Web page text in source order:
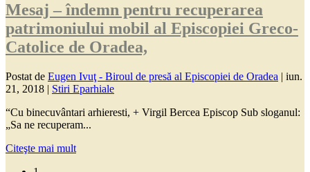
Mesaj – îndemn pentru recuperarea
patrimoniului mobil al Episcopiei Greco-
Catolice de Oradea,
Postat de Eugen Ivuţ - Biroul de presă al Episcopiei de Oradea | iun.
21, 2018 | Stiri Eparhiale
“Cu binecuvântari arhieresti, + Virgil Bercea Episcop Sub sloganul:
„Sa ne recuperam...
Citeşte mai mult